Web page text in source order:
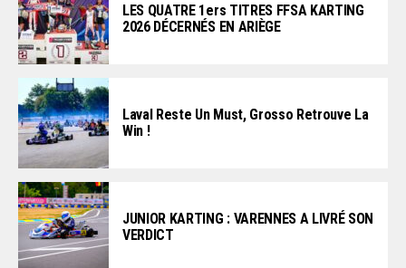
LES QUATRE 1ers TITRES FFSA KARTING
2026 DÉCERNÉS EN ARIÈGE
Laval Reste Un Must, Grosso Retrouve La
Win !
JUNIOR KARTING : VARENNES A LIVRÉ SON
VERDICT